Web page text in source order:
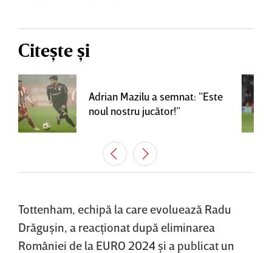
Citește și
Adrian Mazilu a semnat: ”Este
noul nostru jucător!”
Tottenham, echipă la care evoluează Radu
Drăguşin, a reacţionat după eliminarea
României de la EURO 2024 şi a publicat un